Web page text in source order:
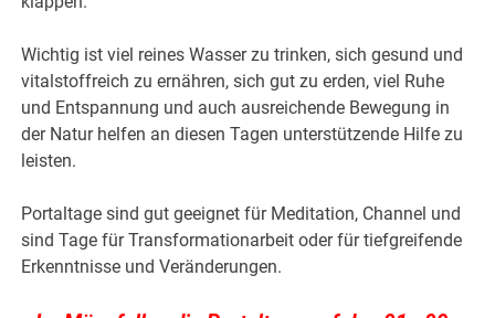
Wichtig ist viel reines Wasser zu trinken, sich gesund und
vitalstoffreich zu ernähren, sich gut zu erden, viel Ruhe
und Entspannung und auch ausreichende Bewegung in
der Natur helfen an diesen Tagen unterstützende Hilfe zu
leisten.
Portaltage sind gut geeignet für Meditation, Channel und
sind Tage für Transformationarbeit oder für tiefgreifende
Erkenntnisse und Veränderungen.